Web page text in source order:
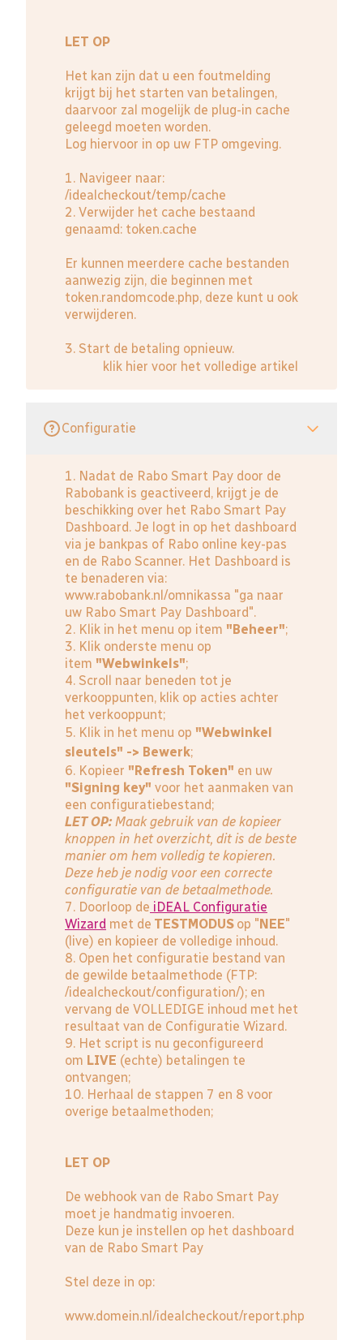
LET OP
Het kan zijn dat u een foutmelding
krijgt bij het starten van betalingen,
daarvoor zal mogelijk de plug-in cache
geleegd moeten worden.
Log hiervoor in op uw FTP omgeving.
1. Navigeer naar:
/idealcheckout/temp/cache
2. Verwijder het cache bestaand
genaamd: token.cache
Er kunnen meerdere cache bestanden
aanwezig zijn, die beginnen met
token.randomcode.php, deze kunt u ook
verwijderen.
3. Start de betaling opnieuw.
klik hier voor het volledige artikel
Configuratie
1. Nadat de Rabo Smart Pay door de
Rabobank is geactiveerd, krijgt je de
beschikking over het Rabo Smart Pay
Dashboard. Je logt in op het dashboard
via je bankpas of Rabo online key-pas
en de Rabo Scanner. Het Dashboard is
te benaderen via:
www.rabobank.nl/omnikassa "ga naar
uw Rabo Smart Pay Dashboard".
2. Klik in het menu op item "Beheer";
3. Klik onderste menu op
item "Webwinkels";
4. Scroll naar beneden tot je
verkooppunten, klik op acties achter
het verkooppunt;
5. Klik in het menu op "Webwinkel
sleutels" -> Bewerk;
6. Kopieer "Refresh Token" en uw
"Signing key" voor het aanmaken van
een configuratiebestand;
LET OP: Maak gebruik van de kopieer
knoppen in het overzicht, dit is de beste
manier om hem volledig te kopieren.
Deze heb je nodig voor een correcte
configuratie van de betaalmethode.
7. Doorloop de iDEAL Configuratie
Wizard met de TESTMODUS op " NEE"
(live) en kopieer de volledige inhoud.
8. Open het configuratie bestand van
de gewilde betaalmethode (FTP:
/idealcheckout/configuration/); en
vervang de VOLLEDIGE inhoud met het
resultaat van de Configuratie Wizard.
9. Het script is nu geconfigureerd
om LIVE (echte) betalingen te
ontvangen;
10. Herhaal de stappen 7 en 8 voor
overige betaalmethoden;
LET OP
De webhook van de Rabo Smart Pay
moet je handmatig invoeren.
Deze kun je instellen op het dashboard
van de Rabo Smart Pay
Stel deze in op:
www.domein.nl/idealcheckout/report.php